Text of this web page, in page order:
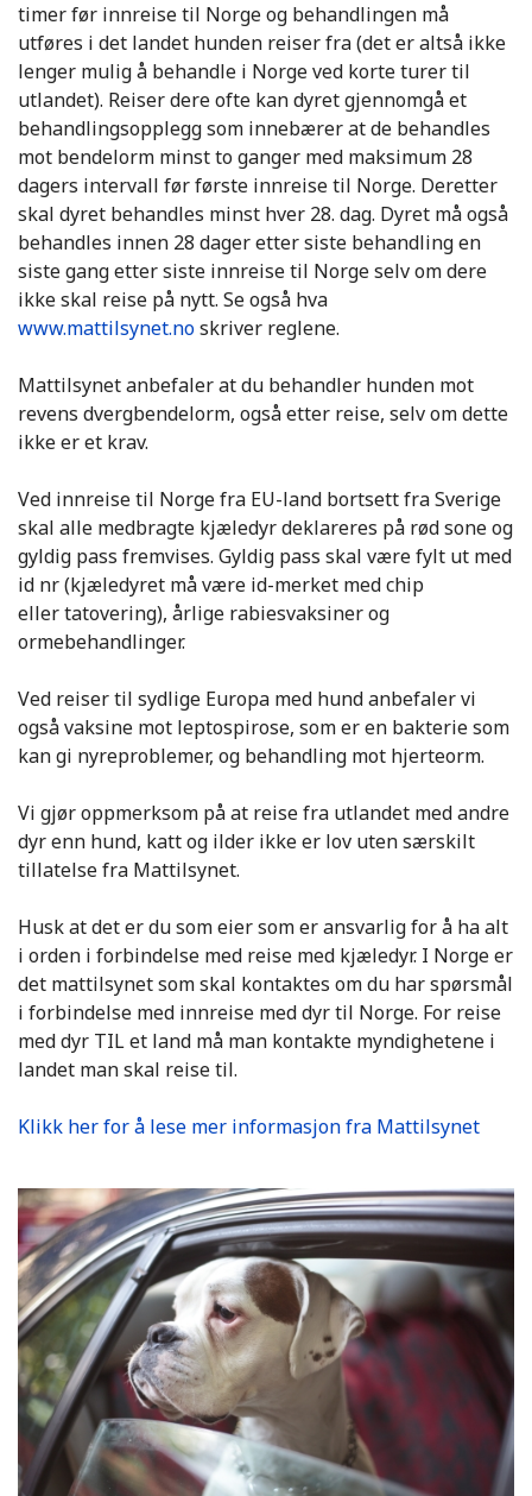
timer før innreise til Norge og behandlingen må
utføres i det landet hunden reiser fra (det er altså ikke
lenger mulig å behandle i Norge ved korte turer til
utlandet). Reiser dere ofte kan dyret gjennomgå et
behandlingsopplegg som innebærer at de behandles
mot bendelorm minst to ganger med maksimum 28
dagers intervall før første innreise til Norge. Deretter
skal dyret behandles minst hver 28. dag. Dyret må også
behandles innen 28 dager etter siste behandling en
siste gang etter siste innreise til Norge selv om dere
ikke skal reise på nytt. Se også hva
www.mattilsynet.noskriver reglene.
Mattilsynet anbefaler at du behandler hunden mot
revens dvergbendelorm, også etter reise, selv om dette
ikke er et krav.
Ved innreise til Norge fra EU-land bortsett fra Sverige
skal alle medbragte kjæledyr deklareres på rød sone og
gyldig pass fremvises. Gyldig pass skal være fylt ut med
id nr (kjæledyret må være id-merket med chip
eller tatovering), årlige rabiesvaksiner og
ormebehandlinger.
Ved reiser til sydlige Europa med hund anbefaler vi
også vaksine mot leptospirose, som er en bakterie som
kan gi nyreproblemer, og behandling mot hjerteorm.
Vi gjør oppmerksom på at reise fra utlandet med andre
dyr enn hund, katt og ilder ikke er lov uten særskilt
tillatelse fra Mattilsynet.
Husk at det er du som eier som er ansvarlig for å ha alt
i orden i forbindelse med reise med kjæledyr. I Norge er
det mattilsynet som skal kontaktes om du har spørsmål
i forbindelse med innreise med dyr til Norge. For reise
med dyr TIL et land må man kontakte myndighetene i
landet man skal reise til.
Klikk her for å lese mer informasjon fra Mattilsynet